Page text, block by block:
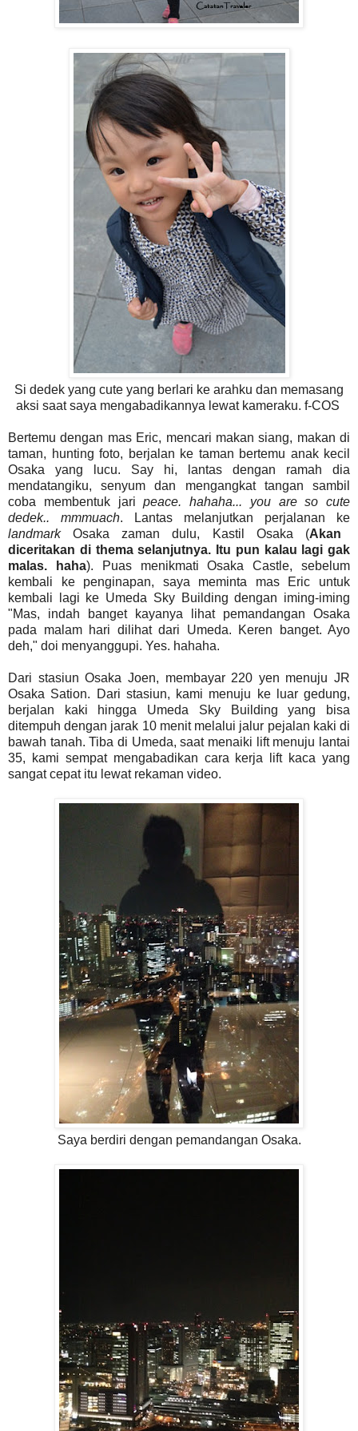
Si dedek yang cute yang berlari ke arahku dan memasang
aksi saat saya mengabadikannya lewat kameraku. f-COS
Bertemu dengan mas Eric, mencari makan siang, makan di
taman, hunting foto, berjalan ke taman bertemu anak kecil
Osaka yang lucu. Say hi, lantas dengan ramah dia
mendatangiku, senyum dan mengangkat tangan sambil
coba membentuk jaripeace. hahaha... you are so cute
dedek.. mmmuach. Lantas melanjutkan perjalanan ke
landmarkOsaka zaman dulu, Kastil Osaka (Akan
diceritakan di thema selanjutnya. Itu pun kalau lagi gak
malas. haha). Puas menikmati Osaka Castle, sebelum
kembali ke penginapan, saya meminta mas Eric untuk
kembali lagi ke Umeda Sky Building dengan iming-iming
"Mas, indah banget kayanya lihat pemandangan Osaka
pada malam hari dilihat dari Umeda. Keren banget. Ayo
deh," doi menyanggupi. Yes. hahaha.
Dari stasiun Osaka Joen, membayar 220 yen menuju JR
Osaka Sation. Dari stasiun, kami menuju ke luar gedung,
berjalan kaki hingga Umeda Sky Building yang bisa
ditempuh dengan jarak 10 menit melalui jalur pejalan kaki di
bawah tanah. Tiba di Umeda, saat menaiki lift menuju lantai
35, kami sempat mengabadikan cara kerja lift kaca yang
sangat cepat itu lewat rekaman video.
Saya berdiri dengan pemandangan Osaka.